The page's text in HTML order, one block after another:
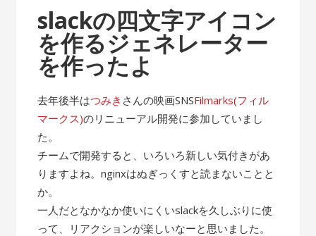
slackの四文字アイコン
を作るジェネレーター
を作ったよ
去年後半はつみき さんの映画SNSFilmarks(フィル
マークス)のリニューアル開発に参加していまし
た。
チームで開発すると、いろいろ新しい気付きがあ
りますよね。nginxはぬぎっくすと読まないことと
か。
一人だとなかなか使いにくいslackを久しぶりに使
って、リアクションが楽しいなーと思いました。